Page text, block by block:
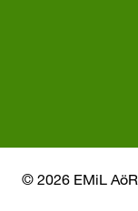
© 2026 EMiL AöR